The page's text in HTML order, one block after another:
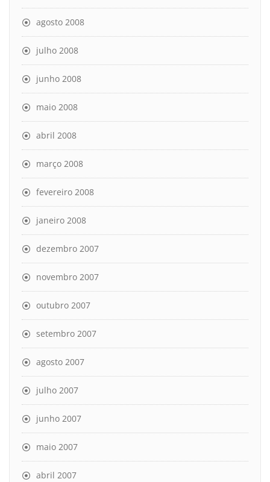
agosto 2008
julho 2008
junho 2008
maio 2008
abril 2008
março 2008
fevereiro 2008
janeiro 2008
dezembro 2007
novembro 2007
outubro 2007
setembro 2007
agosto 2007
julho 2007
junho 2007
maio 2007
abril 2007